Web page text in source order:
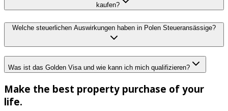
kaufen?
Welche steuerlichen Auswirkungen haben in Polen Steueransässige?
Was ist das Golden Visa und wie kann ich mich qualifizieren?
Make the best property purchase of your
life.